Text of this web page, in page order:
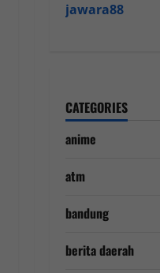
jawara88
CATEGORIES
anime
atm
bandung
berita daerah